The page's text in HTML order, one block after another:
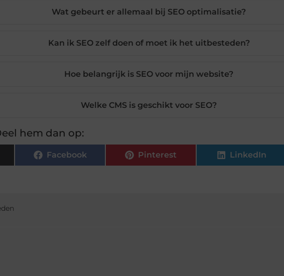
Wat gebeurt er allemaal bij SEO optimalisatie?
Kan ik SEO zelf doen of moet ik het uitbesteden?
Hoe belangrijk is SEO voor mijn website?
Welke CMS is geschikt voor SEO?
hem dan op:
Facebook Pinterest LinkedIn